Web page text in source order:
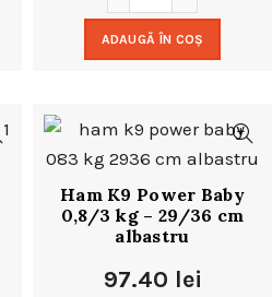
ADAUGĂ ÎN COȘ
Ham K9 Power Baby
0,8/3 kg – 29/36 cm
albastru
97.40 lei